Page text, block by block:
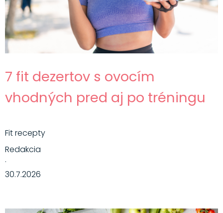
7 fit dezertov s ovocím
vhodných pred aj po tréningu
Fit recepty
Redakcia
·
30.7.2026